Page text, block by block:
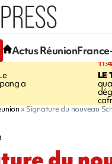
Actus Réunion
a
LE
Signature du nouveau